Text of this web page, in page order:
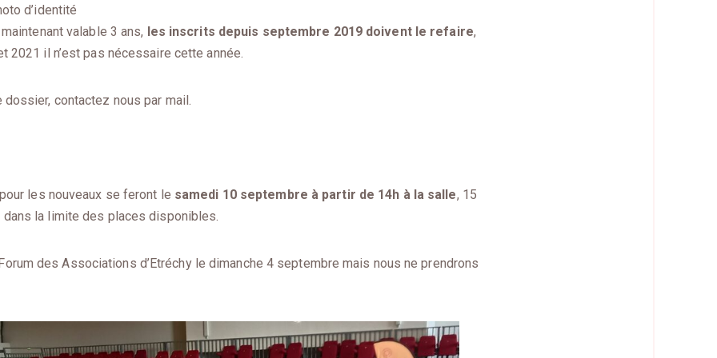
d’identité
valable 3 ans, les inscrits depuis septembre 2019 doivent le refaire,
2021 il n’est pas nécessaire cette année.
dossier, contactez nous par mail.
les nouveaux se feront le samedi 10 septembre à partir de 14h à la salle, 15
dans la limite des places disponibles.
des Associations d’Etréchy le dimanche 4 septembre mais nous ne prendrons